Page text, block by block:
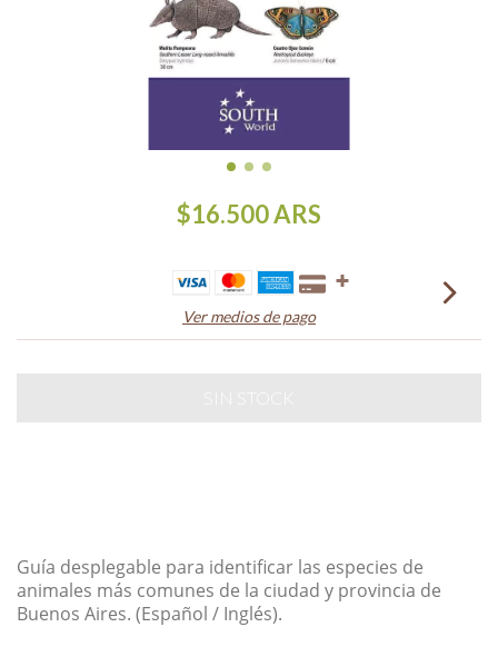
$16.500ARS
Ver medios de pago
Guía desplegable para identificar las especies de
animales más comunes de la ciudad y provincia de
Buenos Aires. (Español / Inglés).